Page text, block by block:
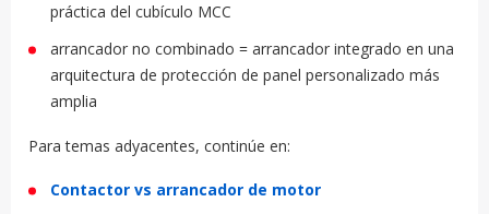
práctica del cubículo MCC
arrancador no combinado = arrancador integrado en una
arquitectura de protección de panel personalizado más
amplia
Para temas adyacentes, continúe en:
Contactor vs arrancador de motor